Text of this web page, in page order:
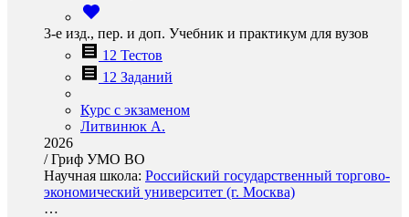
3-е изд., пер. и доп. Учебник и практикум для вузов
12 Тестов
12 Заданий
Курс с экзаменом
Литвинюк А.
2026
/Гриф УМО ВО
Научная школа: Российский государственный торгово-
экономический университет (г. Москва)
…